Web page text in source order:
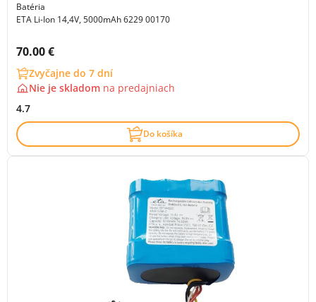
Batéria
ETA Li-Ion 14,4V, 5000mAh 6229 00170
Cena s DPH:
70.00 €
Zvyčajne do 7 dní
Nie je skladom na predajniach
4.7
Do košíka